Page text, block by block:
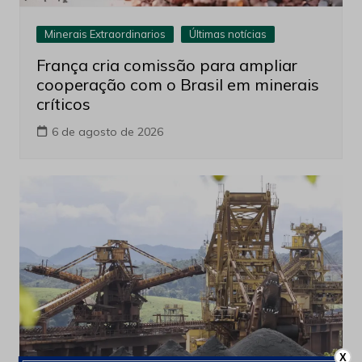
Minerais Extraordinarios Últimas notícias
França cria comissão para ampliar
cooperação com o Brasil em minerais
críticos
6 de agosto de 2026
X